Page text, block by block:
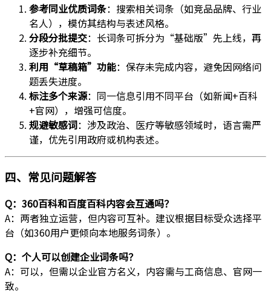
参考同业优质词条：搜索相关词条（如竞品品牌、行业
名人），模仿其结构与表述风格。
分段分批提交：长词条可拆分为“基础版”先上线，再
逐步补充细节。
利用“草稿箱”功能：保存未完成内容，避免因网络问
题丢失进度。
标注多个来源：同一信息引用不同平台（如新闻+百科
+官网），增强可信度。
规避敏感词：涉及政治、医疗等敏感领域时，语言需严
谨，优先引用政府或机构表述。
四、常见问题解答
Q：360百科和百度百科内容会互通吗？
A：两者独立运营，但内容可互补。建议根据目标受众选择平
台（如360用户更倾向本地服务词条）。
Q：个人可以创建企业词条吗？
A：可以，但需以企业官方名义，内容需与工商信息、官网一
致。